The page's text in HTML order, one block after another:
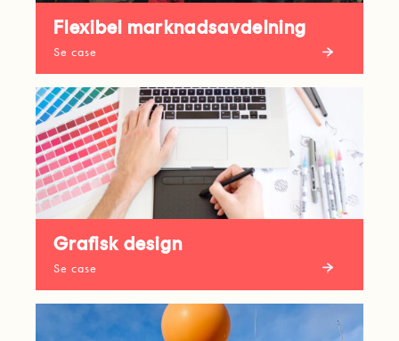
Flexibel marknadsavdelning
Se case
Grafisk design
Se case